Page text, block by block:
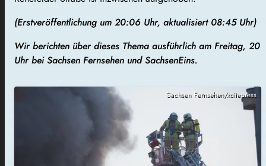
(Erstveröffentlichung um 20:06 Uhr, aktualisiert 08:45 Uhr)
Wir berichten über dieses Thema ausführlich am Freitag, 20
Uhr bei Sachsen Fernsehen und SachsenEins.
Sachsen Fernsehen/xcitepress